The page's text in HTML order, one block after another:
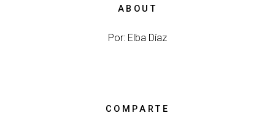
ABOUT
Por: Elba Díaz
COMPARTE